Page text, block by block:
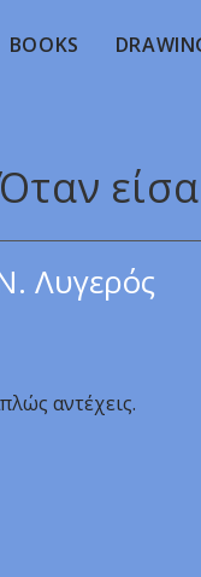
BOOKS
Λυγερός
αντέχεις.